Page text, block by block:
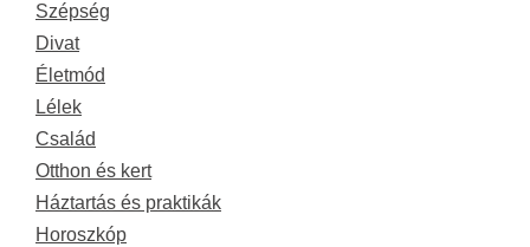
Szépség
Divat
Életmód
Lélek
Család
Otthon és kert
Háztartás és praktikák
Horoszkóp